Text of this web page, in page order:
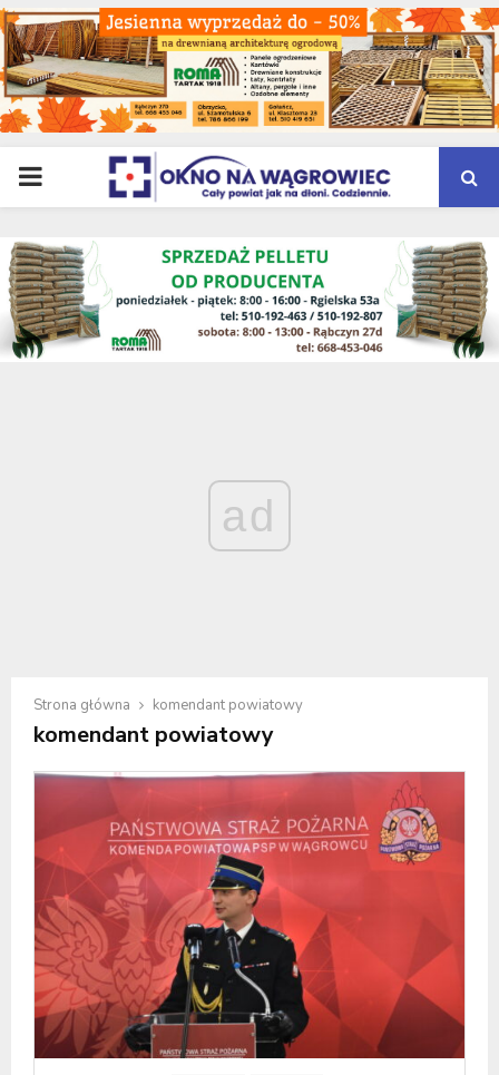
PRIMARY
MENU
ad
Strona główna komendant powiatowy
komendant powiatowy